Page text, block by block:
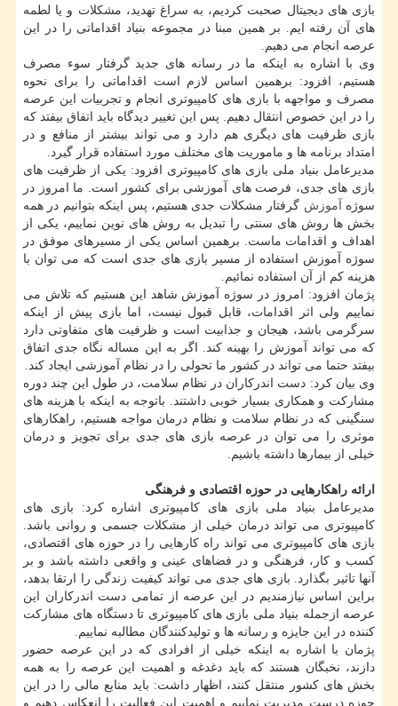
بازی های دیجیتال صحبت كردیم، به سراغ تهدید، مشكلات و یا لطمه
های آن رفته ایم. بر همین مبنا در مجموعه بنیاد اقداماتی را در این
عرصه انجام می دهیم.
وی با اشاره به اینكه ما در رسانه های جدید گرفتار سوء مصرف
هستیم، افزود: برهمین اساس لازم است اقداماتی را برای نحوه
مصرف و مواجهه با بازی های كامپیوتری انجام و تجربیات این عرصه
را در این خصوص انتقال دهیم. پس این تغییر دیدگاه باید اتفاق بیفتد كه
بازی ظرفیت های دیگری هم دارد و می تواند بیشتر از منافع و در
امتداد برنامه ها و ماموریت های مختلف مورد استفاده قرار گیرد.
مدیرعامل بنیاد ملی بازی های كامپیوتری افزود: یكی از ظرفیت های
بازی های جدی، فرصت های آموزشی برای كشور است. ما امروز در
سوژه
آموزش گرفتار مشكلات جدی هستیم، پس اینكه بتوانیم در همه
بخش ها روش های سنتی را تبدیل به روش های نوین نماییم، یكی از
اهداف و اقدامات ماست. برهمین اساس یكی از مسیرهای موفق در
سوژه آموزش استفاده از مسیر بازی های جدی است كه می توان با
هزینه كم از آن استفاده نمائیم.
پژمان افزود: امروز در سوژه آموزش شاهد این هستیم كه تلاش می
نماییم ولی اثر اقدامات، قابل قبول نیست، اما بازی پیش از اینكه
سرگرمی باشد، هیجان و جذابیت است و ظرفیت های متفاوتی دارد
كه می تواند آموزش را بهینه كند. اگر به این مساله نگاه جدی اتفاق
بیفتد حتما می تواند در كشور ما تحولی را در نظام آموزشی ایجاد كند.
وی بیان كرد: دست اندركاران در نظام سلامت، در طول این چند دوره
مشاركت و همكاری بسیار خوبی داشتند. باتوجه به اینكه با هزینه های
سنگینی كه در نظام سلامت و نظام درمان مواجه هستیم، راهكارهای
موثری را می توان در عرصه بازی های جدی برای تجویز و درمان
خیلی از بیمارها داشته باشیم.
ارائه راهكارهایی در حوزه اقتصادی و فرهنگی
مدیرعامل بنیاد ملی بازی های كامپیوتری اشاره كرد: بازی های
كامپیوتری می تواند درمان خیلی از مشكلات جسمی و روانی باشد.
بازی های كامپیوتری می تواند راه كارهایی را در حوزه های اقتصادی،
كسب و كار، فرهنگی و در فضاهای عینی و واقعی داشته باشد و بر
آنها تاثیر بگذارد. بازی های جدی می تواند كیفیت زندگی را ارتقا بدهد،
براین اساس نیازمندیم در این عرصه از تمامی دست اندركاران این
عرصه ازجمله بنیاد ملی بازی های كامپیوتری تا دستگاه های مشاركت
كننده در این جایزه و رسانه ها و تولیدكنندگان مطالبه نماییم.
پژمان با اشاره به اینكه خیلی از افرادی كه در این عرصه حضور
دازند، نخبگان هستند كه باید دغدغه و اهمیت این عرصه را به همه
بخش های كشور منتقل كنند، اظهار داشت: باید منابع مالی را در این
حوزه درست مدیریت نماییم و اهمیت این فعالیت را انعكاس دهیم و